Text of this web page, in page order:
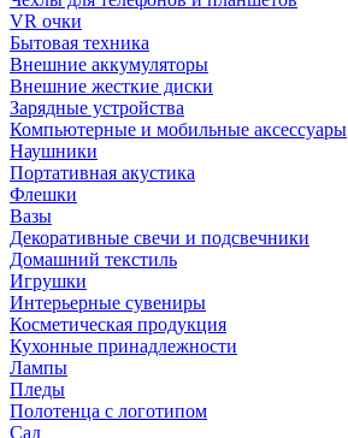
VR очки
Бытовая техника
Внешние аккумуляторы
Внешние жесткие диски
Зарядные устройства
Компьютерные и мобильные аксессуары
Наушники
Портативная акустика
Флешки
Вазы
Декоративные свечи и подсвечники
Домашний текстиль
Игрушки
Интерьерные сувениры
Косметическая продукция
Кухонные принадлежности
Лампы
Пледы
Полотенца с логотипом
Сад